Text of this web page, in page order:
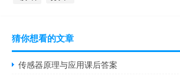
猜你想看的文章
传感器原理与应用课后答案